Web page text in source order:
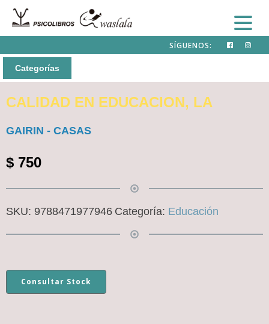
SÍGUENOS:
Categorías
CALIDAD EN EDUCACION, LA
GAIRIN - CASAS
$ 750
SKU: 9788471977946 Categoría: Educación
Consultar Stock